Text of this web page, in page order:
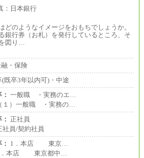
やスキルを考慮し、選考の中で決定いたし
どのようなイメージをおもちでしょうか。
銀行券（お札）を発行しているところ、そ
図り…
・保険
(既卒3年以内可)・中途
一般職 ・実務のエ…
１）一般職 ・実務の…
正社員
社員/契約社員
1．本店 東京…
本店 東京都中…